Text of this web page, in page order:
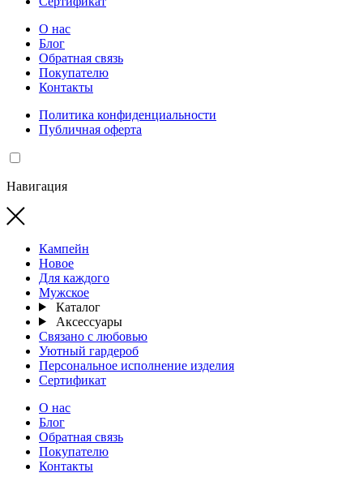
О нас
Блог
Обратная связь
Покупателю
Контакты
Политика конфиденциальности
Публичная оферта
Навигация
Кампейн
Новое
Для каждого
Мужское
Каталог
Аксессуары
Связано с любовью
Уютный гардероб
Персональное исполнение изделия
Сертификат
О нас
Блог
Обратная связь
Покупателю
Контакты